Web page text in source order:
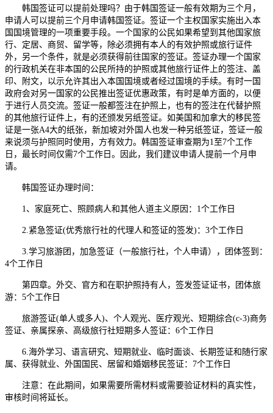
韩国签证可以提前处理吗？由于韩国签证一般有效期为三个月，
申请人可以提前三个月申请韩国签证。签证一个主权国家实施出入本
国国境管理的一项重要手段。一个国家的公民如果希望到其他国家旅
行、定居、商贸、留学等，除必须拥有本人的有效护照或旅行证件
外，另一个条件，就是必须获得前往国家的签证。签证办理一个国家
的行政机关在非本国的公民所持的护照或其他旅行证件上的签注、盖
印、附文，以示允许其出入本国国境或者经过国境的手续。有时一国
政府会对另一国家的公民推出签证优惠政策，有时是单方面的，以便
于进行人员交流。签证一般都签注在护照上，也有的签注在代替护照
的其他旅行证件上，有的还颁发另纸签证。如美国和加拿大的移民签
证是一张A4大的纸张，新加坡对外国人也发一种另纸签证，签证一般
来说须与护照同时使用，方有效力。韩国签证审查期为1至7个工作
日，最长时间仅需7个工作日。因此，我们建议申请人提前一个月申
请。
韩国签证办理时间：
1、家庭死亡、照顾病人和其他人道主义原因：1个工作日
2.紧急签证(优秀旅行社的代理人和签证的签发)：3个工作日
3.学习旅游团，加急签证（一般旅行社，个人申请），团体签到：
4个工作日
第四章。外交、官方和在职护照持有人，签发签证证书，团体旅
游：5个工作日
旅游签证(单人或多人)、个人观光、医疗观光、短期综合(c-3)商务
签证、亲属探亲、高级旅行社短期多人签证：6个工作日
6.海外学习、语言研究、短期就业、临时面谈、长期签证和随行家
属、获得就业、外国国民、居留和婚姻移民签证：7个工作日
注意：在此期间，如果需要所需材料或需要验证材料的真实性，
审核时间将延长。